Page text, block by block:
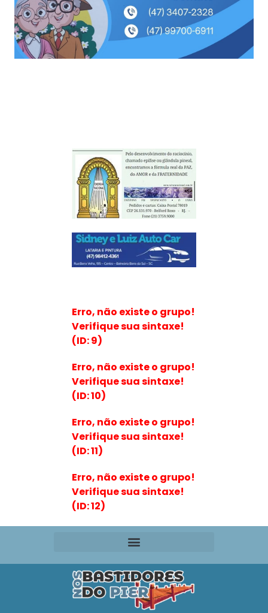
Erro, não existe o grupo!
Verifique sua sintaxe!
(ID: 9)
Erro, não existe o grupo!
Verifique sua sintaxe!
(ID: 10)
Erro, não existe o grupo!
Verifique sua sintaxe!
(ID: 11)
Erro, não existe o grupo!
Verifique sua sintaxe!
(ID: 12)